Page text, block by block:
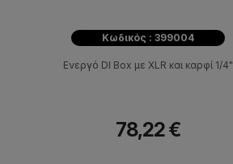
Κωδικός : 399004
Ενεργό DI Box με XLR και καρφί 1/4"
78,22 €